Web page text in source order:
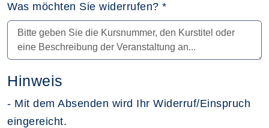
Was möchten Sie widerrufen? *
Hinweis
- Mit dem Absenden wird Ihr Widerruf/Einspruch
eingereicht.